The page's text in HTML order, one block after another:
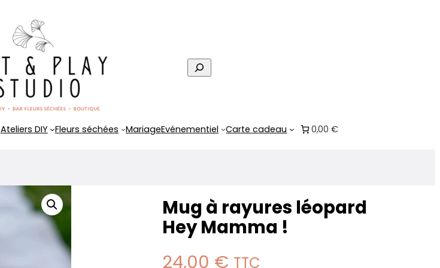
R
e
r
Ateliers DIY Fleurs séchées MariageEvénementiel Carte cadeau 0,00 €
Mug à rayures léopard
Hey Mamma !
24,00 € TTC